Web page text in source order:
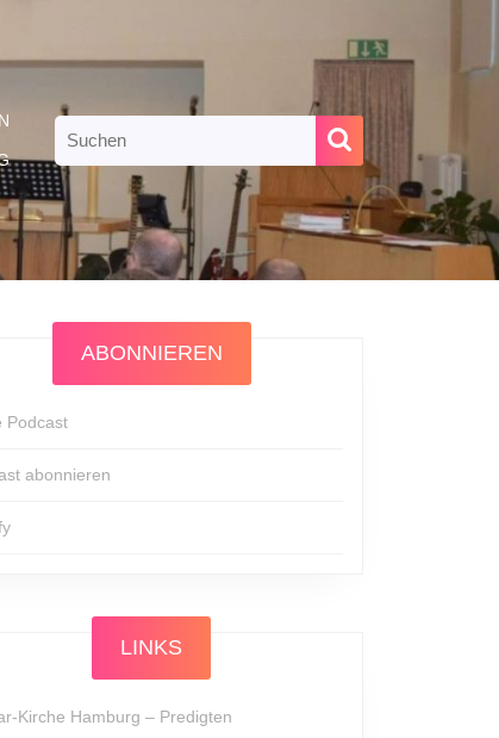
for:
ABONNIEREN
Podcast
abonnieren
LINKS
Kirche Hamburg – Predigten